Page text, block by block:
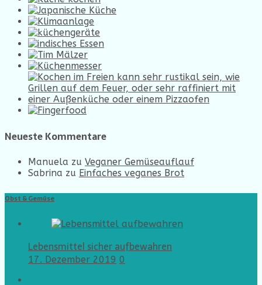
Neueste Kommentare
Manuela zu Veganer Gemüseauflauf
Sabrina zu Einfaches veganes Brot
Obst & Gemüse
Lebensmittel sicher aufbewahren
17. Dezember 2019 0